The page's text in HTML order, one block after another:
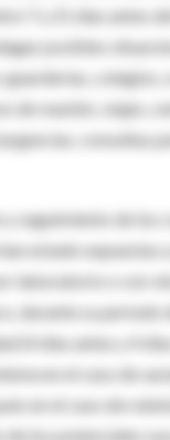
7 y 21 días antes
posibles
guarderías, colegios,
de reunión, viajes,
consultas
y seguimiento de los
estado expuestas
laboratorio o con
durante su período
(4 días antes y 4
en el caso de
en el caso de
de los potenciales